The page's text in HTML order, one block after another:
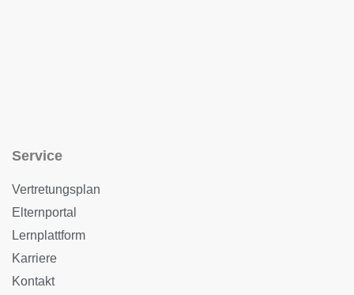
Service
Vertretungsplan
Elternportal
Lernplattform
Karriere
Kontakt